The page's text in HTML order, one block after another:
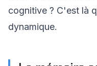
cognitive ? C'est là
dynamique.